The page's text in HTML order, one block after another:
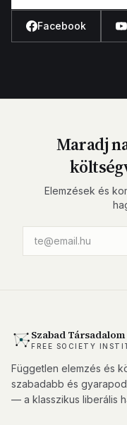
Facebook
Maradj
Elemzések és
Szabad
FREE SOCIETY
Független elemzés és
szabadabb és
— a klasszikus liberális